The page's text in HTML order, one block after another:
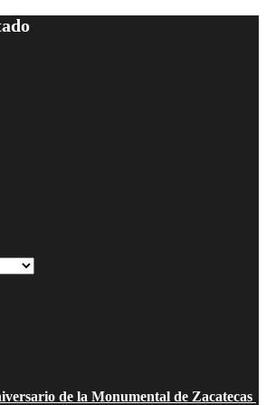
de la Monumental de Zacatecas